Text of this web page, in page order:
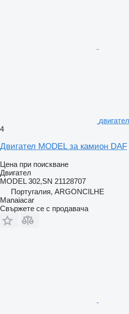
4
Двигател MODEL за камион DAF
Цена при поискване
Двигател
MODEL 302,SN 21128707
Португалия, ARGONCILHE
Manaiacar
Свържете се с продавача